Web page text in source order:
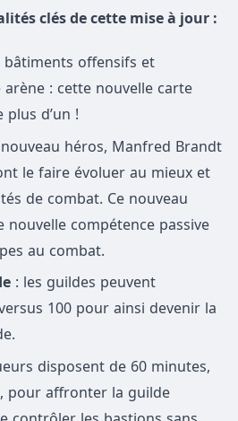
clés de cette mise à jour :
bâtiments offensifs et
arène : cette nouvelle carte
plus d’un !
héros, Manfred Brandt
le faire évoluer au mieux et
de combat. Ce nouveau
nouvelle compétence passive
au combat.
: les guildes peuvent
100 pour ainsi devenir la
disposent de 60 minutes,
pour affronter la guilde